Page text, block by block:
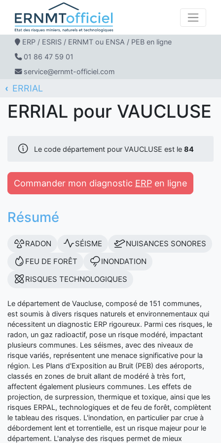
ERP / ESRIS / ERNMT ou ENSA / PEB en ligne
01 86 47 59 01
service@ernmt-officiel.com
ERNMT Officiel
ERRIAL
VAUCLUSE
ERRIAL pour VAUCLUSE
Le code département pour VAUCLUSE est le 84
Commander mon diagnostic ERP en ligne
Résumé
RADON SÉISME
NUISANCES SONORES
FEU DE FORÊT
INONDATION
RISQUES TECHNOLOGIQUES
Le département de Vaucluse, composé de 151 communes,
est soumis à divers risques naturels et environnementaux qui
nécessitent un diagnostic ERP rigoureux. Parmi ces risques, le
radon, un gaz radioactif, pose un risque modéré, impactant
plusieurs communes. Les séismes, avec des niveaux de
risque variés, représentent une menace significative pour la
région. Les Plans d'Exposition au Bruit (PEB) des aéroports,
classés en zones de bruit allant de modéré à très fort,
affectent également plusieurs communes. Les effets de
projection, de surpression, thermique et toxique, ainsi que les
risques ERPAL, technologiques et de feu de forêt, complètent
le tableau des risques. L'inondation, en particulier par crue à
débordement lent et torrentielle, est un risque majeur pour le
département. L'analyse des risques permet de mieux